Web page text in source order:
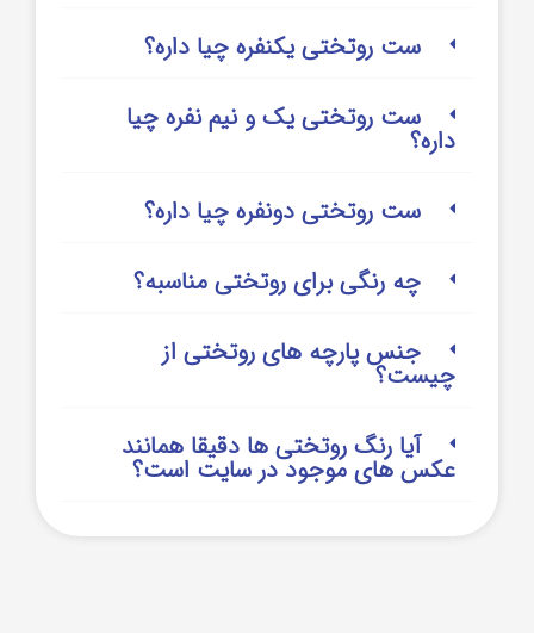
ست روتختی یکنفره چیا داره؟
ست روتختی یک و نیم نفره چیا
داره؟
ست روتختی دونفره چیا داره؟
چه رنگی برای روتختی مناسبه؟
جنس پارچه های روتختی از
چیست؟
آیا رنگ روتختی ها دقیقا همانند
عکس های موجود در سایت است؟